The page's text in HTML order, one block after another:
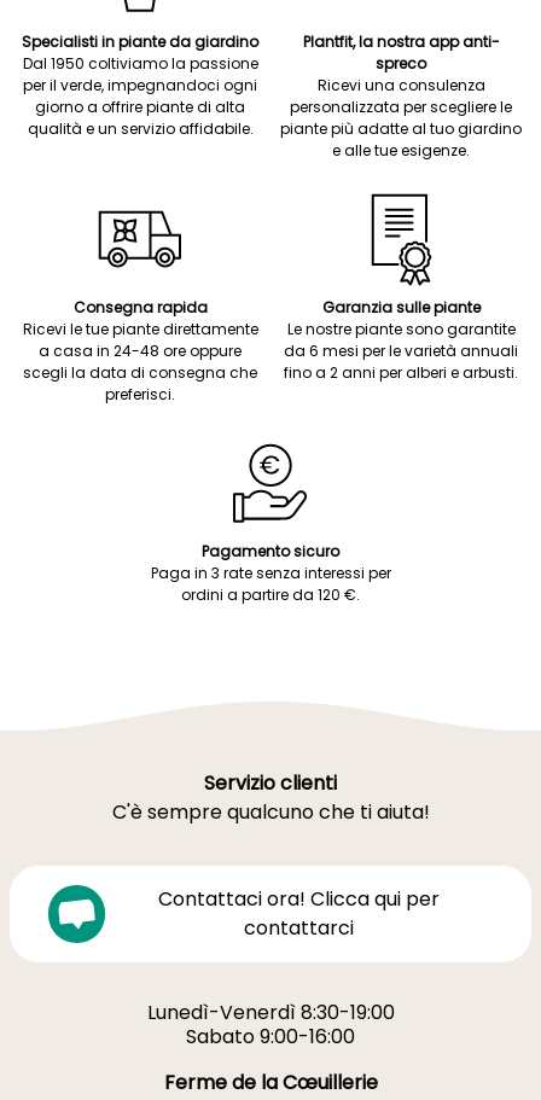
Specialisti in piante da giardino
Dal 1950 coltiviamo la passione
per il verde, impegnandoci ogni
giorno a offrire piante di alta
qualità e un servizio affidabile.
Plantfit, la nostra app anti-
spreco
Ricevi una consulenza
personalizzata per scegliere le
piante più adatte al tuo giardino
e alle tue esigenze.
Consegna rapida
Ricevi le tue piante direttamente
a casa in 24-48 ore oppure
scegli la data di consegna che
preferisci.
Garanzia sulle piante
Le nostre piante sono garantite
da 6 mesi per le varietà annuali
fino a 2 anni per alberi e arbusti.
Pagamento sicuro
Paga in 3 rate senza interessi per
ordini a partire da 120 €.
Servizio clienti
C'è sempre qualcuno che ti aiuta!
Contattaci ora! Clicca qui per
contattarci
Lunedì-Venerdì 8:30-19:00
Sabato 9:00-16:00
Ferme de la Cœuillerie